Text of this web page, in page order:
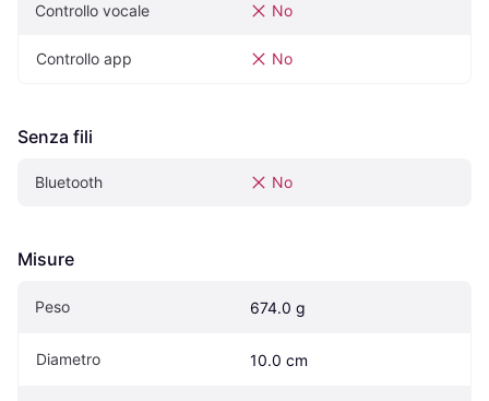
Controllo vocale No
Controllo app No
Senza fili
Bluetooth No
Misure
Peso 674.0 g
Diametro 10.0 cm